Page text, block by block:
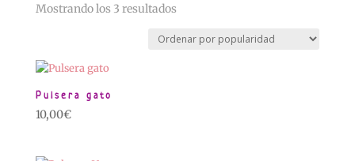
Mostrando los 3 resultadosOrdenado
popularidad
Pulsera gato
10,00€